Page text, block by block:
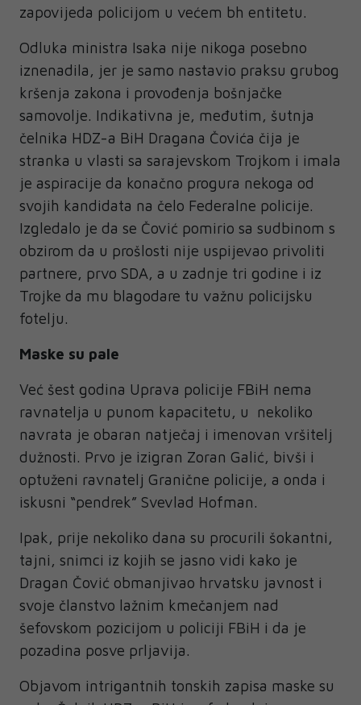
zapovijeda policijom u većem bh entitetu.
Odluka ministra Isaka nije nikoga posebno
iznenadila, jer je samo nastavio praksu grubog
kršenja zakona i provođenja bošnjačke
samovolje. Indikativna je, međutim, šutnja
čelnika HDZ-a BiH Dragana Čovića čija je
stranka u vlasti sa sarajevskom Trojkom i imala
je aspiracije da konačno progura nekoga od
svojih kandidata na čelo Federalne policije.
Izgledalo je da se Čović pomirio sa sudbinom s
obzirom da u prošlosti nije uspijevao privoliti
partnere, prvo SDA, a u zadnje tri godine i iz
Trojke da mu blagodare tu važnu policijsku
fotelju.
Maske su pale
Već šest godina Uprava policije FBiH nema
ravnatelja u punom kapacitetu, u nekoliko
navrata je obaran natječaj i imenovan vršitelj
dužnosti. Prvo je izigran Zoran Galić, bivši i
optuženi ravnatelj Granične policije, a onda i
iskusni “pendrek” Svevlad Hofman.
Ipak, prije nekoliko dana su procurili šokantni,
tajni, snimci iz kojih se jasno vidi kako je
Dragan Čović obmanjivao hrvatsku javnost i
svoje članstvo lažnim kmečanjem nad
šefovskom pozicijom u policiji FBiH i da je
pozadina posve prljavija.
Objavom intrigantnih tonskih zapisa maske su